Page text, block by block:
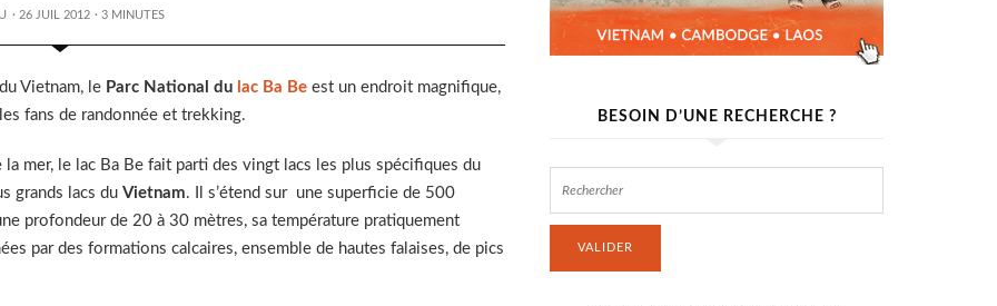
· 26 JUIL 2012 · 3 MINUTES
Vietnam, le Parc National du lac Ba Be est un endroit magnifique,
fans de randonnée et trekking.
mer, le lac Ba Be fait parti des vingt lacs les plus spécifiques du
grands lacs du Vietnam. Il s’étend sur une superficie de 500
profondeur de 20 à 30 mètres, sa température pratiquement
par des formations calcaires, ensemble de hautes falaises, de pics
BESOIN D’UNE RECHERCHE ?
VALIDER